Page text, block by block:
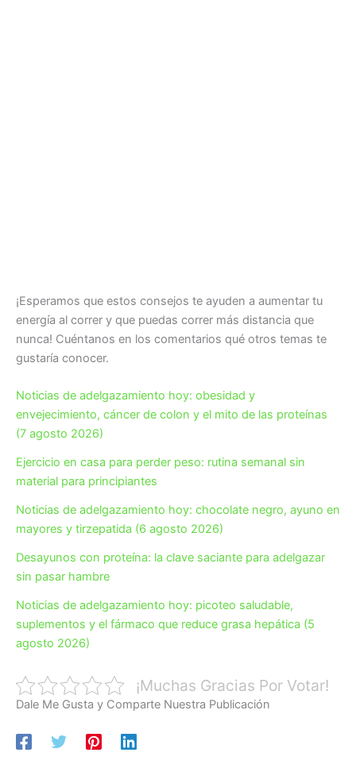
¡Esperamos que estos consejos te ayuden a aumentar tu
energía al correr y que puedas correr más distancia que
nunca! Cuéntanos en los comentarios qué otros temas te
gustaría conocer.
Noticias de adelgazamiento hoy: obesidad y
envejecimiento, cáncer de colon y el mito de las proteínas
(7 agosto 2026)
Ejercicio en casa para perder peso: rutina semanal sin
material para principiantes
Noticias de adelgazamiento hoy: chocolate negro, ayuno en
mayores y tirzepatida (6 agosto 2026)
Desayunos con proteína: la clave saciante para adelgazar
sin pasar hambre
Noticias de adelgazamiento hoy: picoteo saludable,
suplementos y el fármaco que reduce grasa hepática (5
agosto 2026)
¡Muchas Gracias Por Votar!
Dale Me Gusta y Comparte Nuestra Publicación